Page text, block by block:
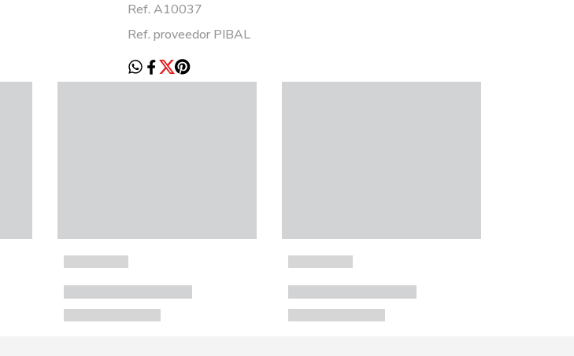
Ref. A10037
Ref. proveedor PIBAL